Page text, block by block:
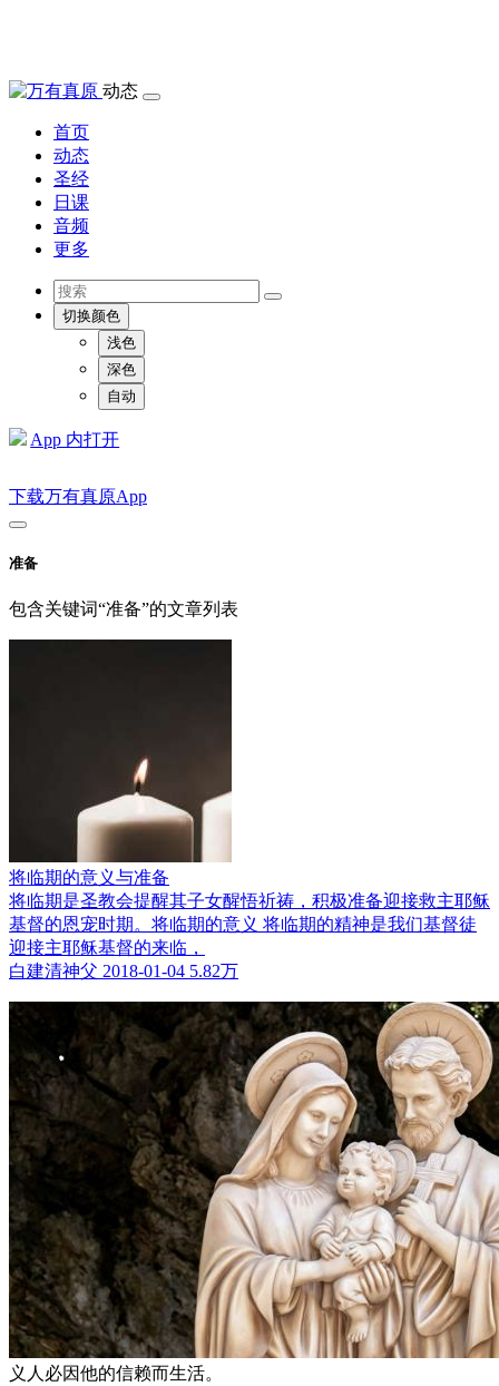
动态
首页
动态
圣经
日课
音频
更多
切换颜色
浅色
深色
自动
App 内打开
下载万有真原App
准备
包含关键词“准备”的文章列表
将临期的意义与准备
将临期是圣教会提醒其子女醒悟祈祷，积极准备迎接救主耶稣
基督的恩宠时期。将临期的意义 将临期的精神是我们基督徒
迎接主耶稣基督的来临，
白建清神父 2018-01-04 5.82万
义人必因他的信赖而生活。